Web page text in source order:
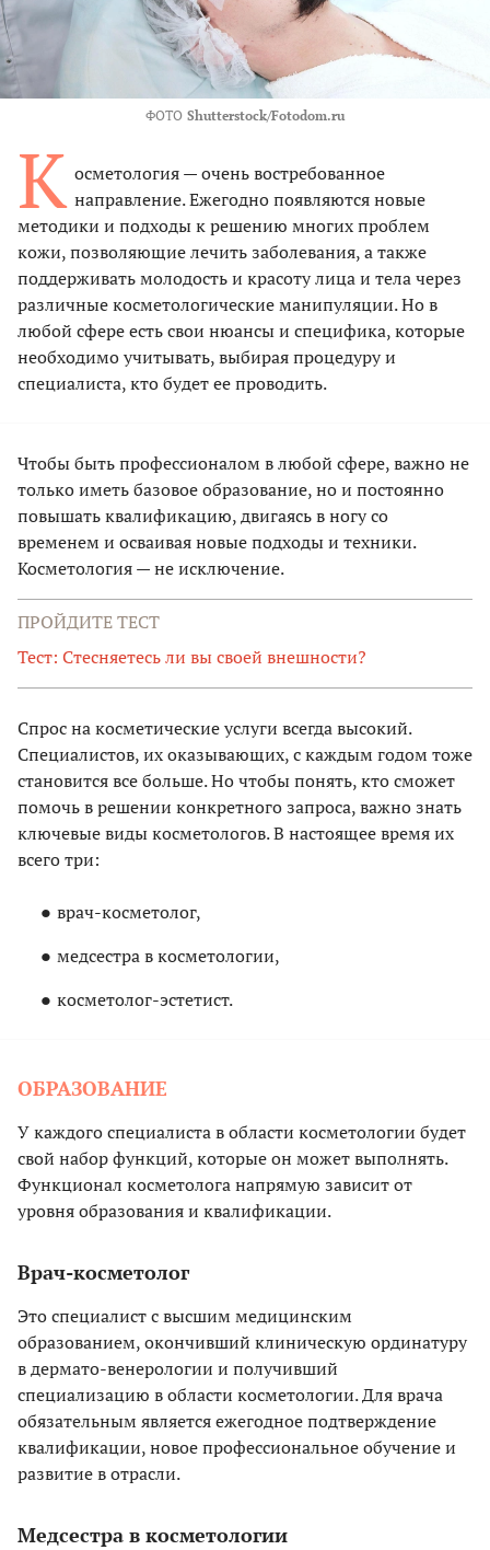
ФОТО Shutterstock/Fotodom.ru
К осметология — очень востребованное
направление. Ежегодно появляются новые
методики и подходы к решению многих проблем
кожи, позволяющие лечить заболевания, а также
поддерживать молодость и красоту лица и тела через
различные косметологические манипуляции. Но в
любой сфере есть свои нюансы и специфика, которые
необходимо учитывать, выбирая процедуру и
специалиста, кто будет ее проводить.
Чтобы быть профессионалом в любой сфере, важно не
только иметь базовое образование, но и постоянно
повышать квалификацию, двигаясь в ногу со
временем и осваивая новые подходы и техники.
Косметология — не исключение.
ПРОЙДИТЕ ТЕСТ
Тест: Стесняетесь ли вы своей внешности?
Спрос на косметические услуги всегда высокий.
Специалистов, их оказывающих, с каждым годом тоже
становится все больше. Но чтобы понять, кто сможет
помочь в решении конкретного запроса, важно знать
ключевые виды косметологов. В настоящее время их
всего три:
врач-косметолог,
медсестра в косметологии,
косметолог-эстетист.
ОБРАЗОВАНИЕ
У каждого специалиста в области косметологии будет
свой набор функций, которые он может выполнять.
Функционал косметолога напрямую зависит от
уровня образования и квалификации.
Врач-косметолог
Это специалист с высшим медицинским
образованием, окончивший клиническую ординатуру
в дермато-венерологии и получивший
специализацию в области косметологии. Для врача
обязательным является ежегодное подтверждение
квалификации, новое профессиональное обучение и
развитие в отрасли.
Медсестра в косметологии